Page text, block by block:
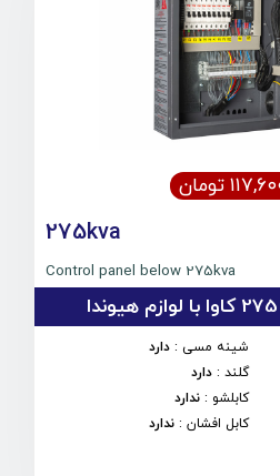
تومان
275kva
Control panel below 275kva
شینه مسی : دارد
گلند: دارد
کابلشو : ندارد
کابل افشان: ندارد